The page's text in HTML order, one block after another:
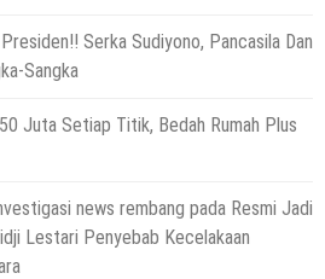
Serka Sudiyono, Pancasila Dan
Sangka
Juta Setiap Titik, Bedah Rumah Plus
news rembang pada Resmi Jadi
Lestari Penyebab Kecelakaan